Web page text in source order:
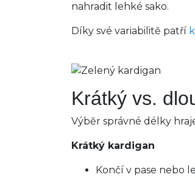
nahradit lehké sako.
Díky své variabilitě patří
Krátký vs.
Výběr správné délky
Krátký kardigan
Končí v pase nebo